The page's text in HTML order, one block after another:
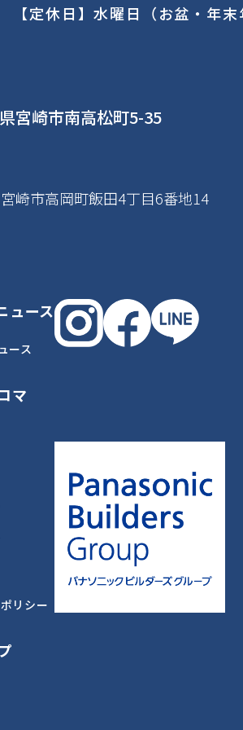
定休日】水曜日（お盆・年末
宮崎市南高松町5-35
崎市高岡町飯田4丁目6番地14
ュース
ース
マ
リシー